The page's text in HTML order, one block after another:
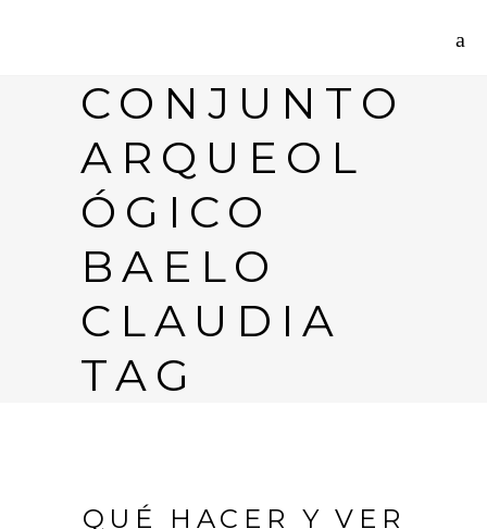
CONJUNTO
ARQUEOL
ÓGICO
BAELO
CLAUDIA
TAG
QUÉ HACER Y VER